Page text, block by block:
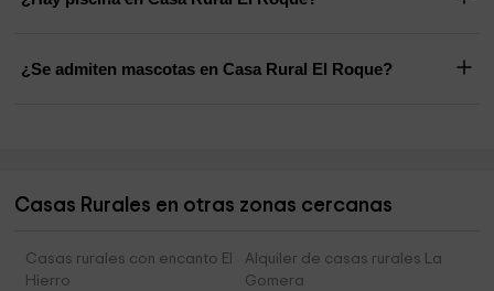
¿Se admiten mascotas en Casa Rural El Roque?
Casas Rurales en otras zonas cercanas
Casas rurales con encanto El
Hierro
Alquiler de casas rurales La
Gomera